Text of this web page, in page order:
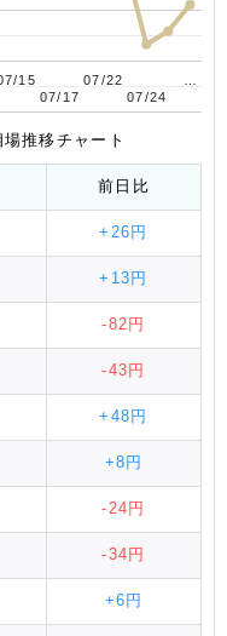
15
15
07/17
07/17
07/22
07/22
07/24
07/24
推移チャート
前日比
+26円
+13円
-82円
-43円
+48円
+8円
-24円
-34円
+6円